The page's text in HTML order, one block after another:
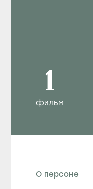
1
фильм
О персоне